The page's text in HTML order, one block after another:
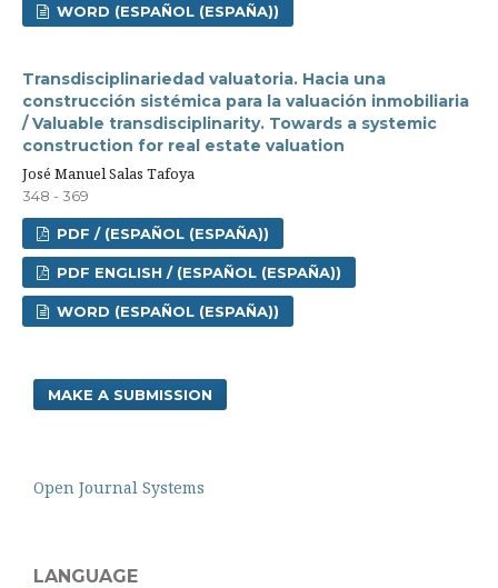
WORD (ESPAÑOL (ESPAÑA))
Transdisciplinariedad valuatoria. Hacia una
construcción sistémica para la valuación inmobiliaria
/ Valuable transdisciplinarity. Towards a systemic
construction for real estate valuation
José Manuel Salas Tafoya
348 - 369
PDF / (ESPAÑOL (ESPAÑA))
PDF ENGLISH / (ESPAÑOL (ESPAÑA))
WORD (ESPAÑOL (ESPAÑA))
MAKE A SUBMISSION
Open Journal Systems
LANGUAGE